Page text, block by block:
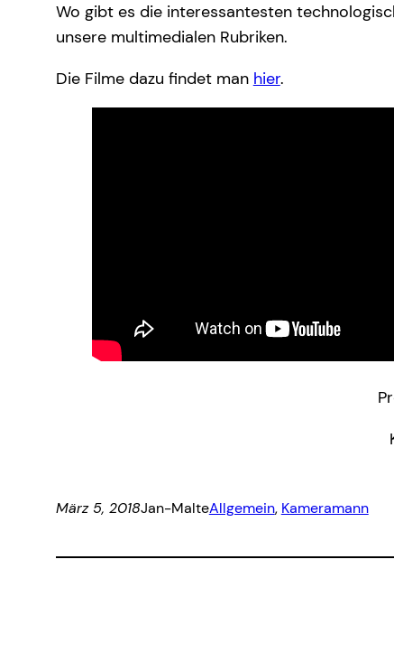
Wo gibt es die interessantesten
unsere multimedialen Rubriken.
Die Filme dazu findet man hier.
März 5, 2018Jan-MalteAllgemein, Kameramann